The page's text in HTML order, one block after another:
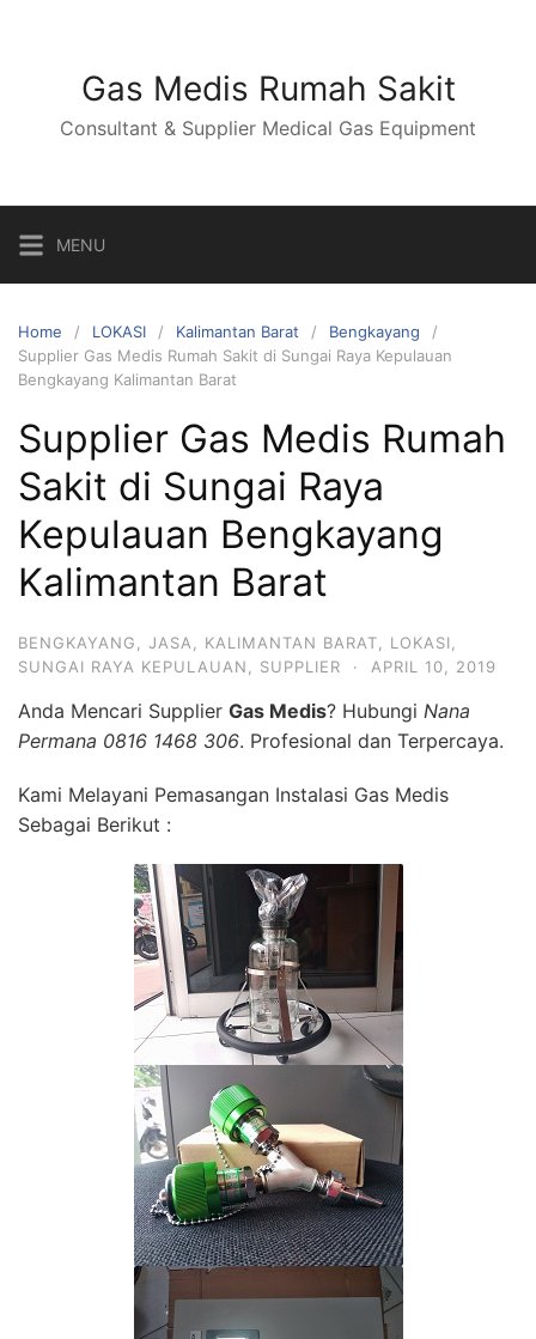
Gas Medis Rumah Sakit
Consultant & Supplier Medical Gas Equipment
MENU
Home LOKASI Kalimantan Barat
Bengkayang
Supplier Gas Medis Rumah Sakit di Sungai Raya Kepulauan
Bengkayang Kalimantan Barat
Supplier Gas Medis Rumah
Sakit di Sungai Raya
Kepulauan Bengkayang
Kalimantan Barat
BENGKAYANG JASA KALIMANTAN BARAT LOKASI
SUNGAI RAYA KEPULAUAN
SUPPLIER · APRIL 10, 2019
Anda Mencari Supplier Gas Medis? Hubungi Nana
Permana 0816 1468 306. Profesional dan Terpercaya.
Kami Melayani Pemasangan Instalasi Gas Medis
Sebagai Berikut :